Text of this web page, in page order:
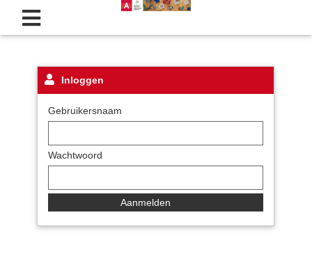
Inloggen
Gebruikersnaam
Wachtwoord
Aanmelden